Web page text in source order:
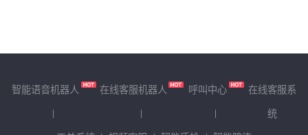
智能语音机器人 在线客服机器人 呼叫中心
在线客服系
统